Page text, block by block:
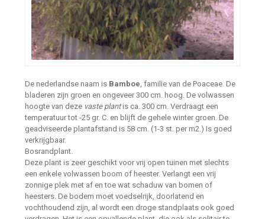
De nederlandse naam is Bamboe , familie van de Poaceae. De
bladeren zijn groen en ongeveer 300 cm. hoog. De volwassen
hoogte van deze vaste plantis ca. 300 cm. Verdraagt een
temperatuur tot -25 gr. C. en blijft de gehele winter groen. De
geadviseerde plantafstand is 58 cm. (1-3 st. per m2.) Is goed
verkrijgbaar.
Bosrandplant.
Deze plant is zeer geschikt voor vrij open tuinen met slechts
een enkele volwassen boom of heester. Verlangt een vrij
zonnige plek met af en toe wat schaduw van bomen of
heesters. De bodem moet voedselrijk, doorlatend en
vochthoudend zijn, al wordt een droge standplaats ook goed